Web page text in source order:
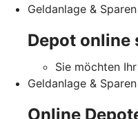
Geldanlage & Sparen
Depot online
Sie möchten
Geldanlage & Sparen
Online